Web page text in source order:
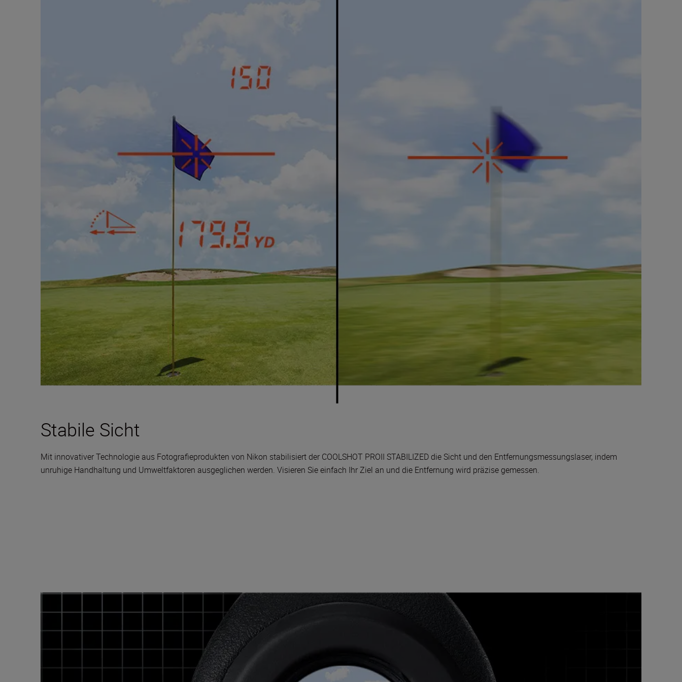
Stabile Sicht
Mit innovativer Technologie aus Fotografieprodukten von Nikon stabilisiert der COOLSHOT PROII STABILIZED die Sicht und den Entfernungsmessungslaser, indem
unruhige Handhaltung und Umweltfaktoren ausgeglichen werden. Visieren Sie einfach Ihr Ziel an und die Entfernung wird präzise gemessen.